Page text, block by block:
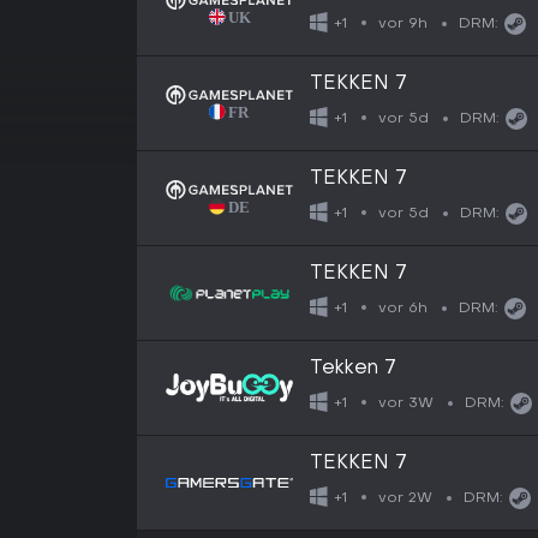
+1 vor 9h DRM:
TEKKEN 7
+1 vor 5d DRM:
TEKKEN 7
+1 vor 5d DRM:
TEKKEN 7
+1 vor 6h DRM:
Tekken 7
+1 vor 3W DRM:
TEKKEN 7
+1 vor 2W DRM: